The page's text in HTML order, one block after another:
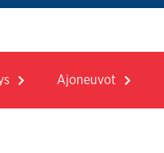
Ajoneuvot